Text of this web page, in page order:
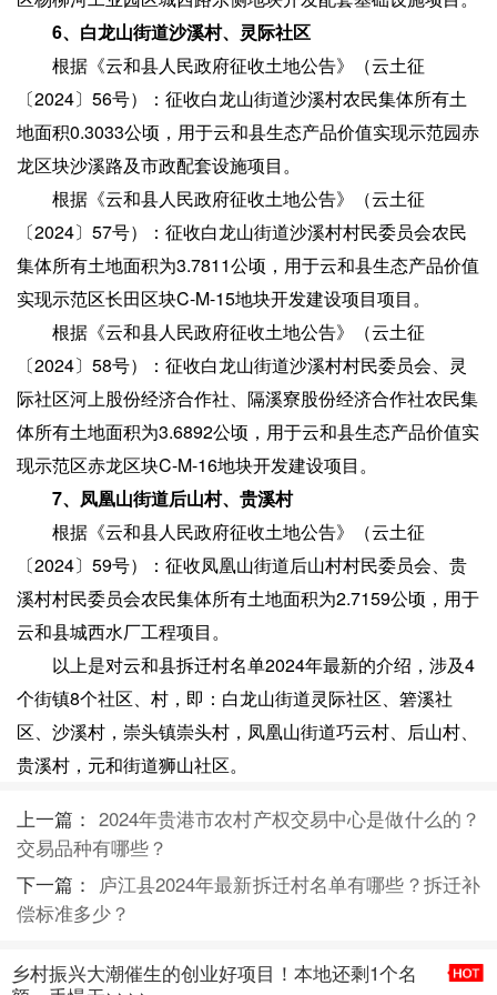
6、白龙山街道沙溪村、灵际社区
根据《云和县人民政府征收土地公告》（云土征
〔2024〕56号）：征收白龙山街道沙溪村农民集体所有土
地面积0.3033公顷，用于云和县生态产品价值实现示范园赤
龙区块沙溪路及市政配套设施项目。
根据《云和县人民政府征收土地公告》（云土征
〔2024〕57号）：征收白龙山街道沙溪村村民委员会农民
集体所有土地面积为3.7811公顷，用于云和县生态产品价值
实现示范区长田区块C-M-15地块开发建设项目项目。
根据《云和县人民政府征收土地公告》（云土征
〔2024〕58号）：征收白龙山街道沙溪村村民委员会、灵
际社区河上股份经济合作社、隔溪寮股份经济合作社农民集
体所有土地面积为3.6892公顷，用于云和县生态产品价值实
现示范区赤龙区块C-M-16地块开发建设项目。
7、凤凰山街道后山村、贵溪村
根据《云和县人民政府征收土地公告》（云土征
〔2024〕59号）：征收凤凰山街道后山村村民委员会、贵
溪村村民委员会农民集体所有土地面积为2.7159公顷，用于
云和县城西水厂工程项目。
以上是对云和县拆迁村名单2024年最新的介绍，涉及4
个街镇8个社区、村，即：白龙山街道灵际社区、箬溪社
区、沙溪村，崇头镇崇头村，凤凰山街道巧云村、后山村、
贵溪村，元和街道狮山社区。
上一篇： 2024年贵港市农村产权交易中心是做什么的？
交易品种有哪些？
下一篇：
庐江县2024年最新拆迁村名单有哪些？拆迁补
偿标准多少？
乡村振兴大潮催生的创业好项目！本地还剩1个名